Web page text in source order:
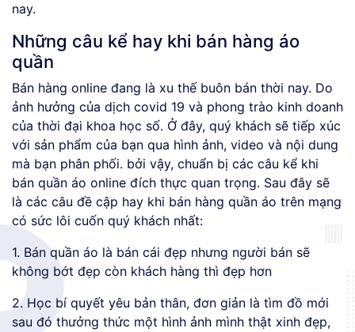
nay.
Những câu kể hay khi bán hàng áo
quần
Bán hàng online đang là xu thế buôn bán thời nay. Do
ảnh hưởng của dịch covid 19 và phong trào kinh doanh
của thời đại khoa học số. Ở đây, quý khách sẽ tiếp xúc
với sản phẩm của bạn qua hình ảnh, video và nội dung
mà bạn phân phối. bởi vậy, chuẩn bị các câu kể khi
bán quần áo online đích thực quan trọng. Sau đây sẽ
là các câu đề cập hay khi bán hàng quần áo trên mạng
có sức lôi cuốn quý khách nhất:
1. Bán quần áo là bán cái đẹp nhưng người bán sẽ
không bớt đẹp còn khách hàng thì đẹp hơn
2. Học bí quyết yêu bản thân, đơn giản là tìm đồ mới
sau đó thưởng thức một hình ảnh mình thật xinh đẹp,